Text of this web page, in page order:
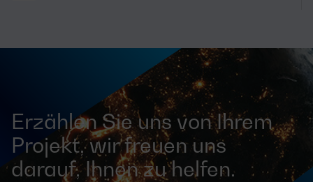
Erzählen Sie uns von Ihrem
Projekt, wir freuen uns
darauf, Ihnen zu helfen.